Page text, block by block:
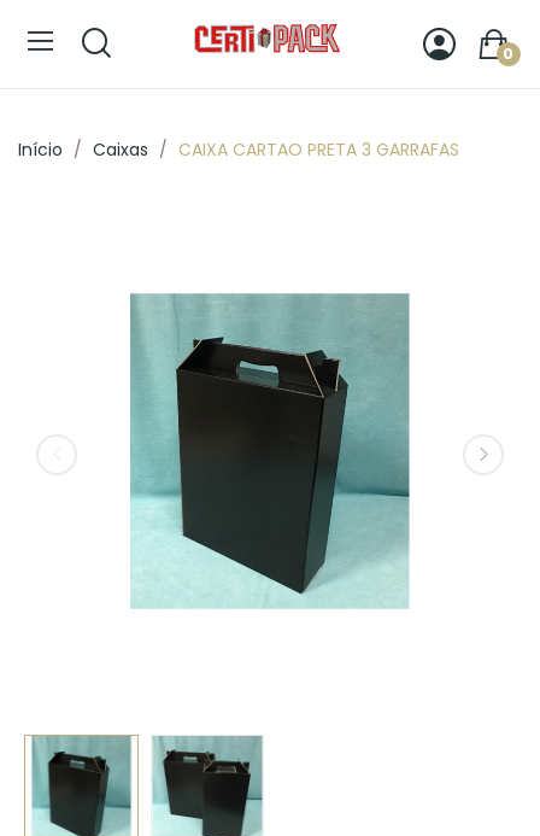
0
Início Caixas CAIXA CARTAO PRETA 3 GARRAFAS